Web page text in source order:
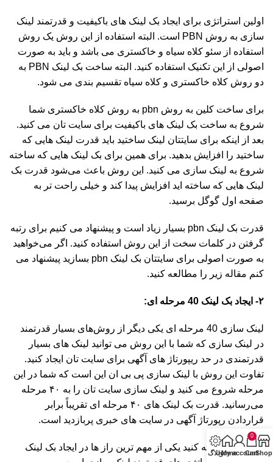
اولین استراتژی برای ایجاد بک لینک های باکیفیت و قدرتمند لینک
سازی به روش PBN است. البته استفاده از این روش یک روش
استفاده از سئو کلاه سیاه و خاکستری می باشد و باید به صورت
اصولی از این تکنیک استفاده کنید. البته ساخت بک لینک PBN به
دو روش کلاه خاکستری و کلاه سیاه تقسیم بندی می شود.
برای ساخت کلین به روش pbn به روش کلاه خاکستری شما
شروع به ساخت بک لینک های باکیفیت برای سایت تان می کنید.
بعد از اینکه برای سایتتان لینک ساختید باید قدرت لینک هایی که
ساختید را افزایش بدهید. برای همین برای بک لینک هایی که ساخته
شروع به لینک سازی می کنید. این روش باعث می‌شود قدرت بک
لینک هایی که ساخته اید افزایش پیدا کند و خیلی راحت تر به
صفحه اول گوگل برسید.
قدرت بک لینک pbn بسیار زیاد است و پیشنهاد می کنیم برای رتبه
گرفتن در کلمات سخت از این روش استفاده کنید. اگر می‌خواهید
به صورت اصولی برای سایتتان بک لینک pbn بسازید پیشنهاد می
کنم مقاله زیر را مطالعه کنید.
۲- ایجاد بک لینک 40 مرحله ای:
لینک سازی 40 مرحله ای یکی دیگر از روش‌های بسیار قدرتمند
در لینک سازی که شما با این روش می توانید لینک های بسیار
قدرتمندی در حد ریپورتاژ های آگهی برای سایت تان ایجاد کنید.
تفاوت این روش با لینک سازی پی بی ان این است که شما در این
مرحله شروع می کنید و لینک سازی سایت تان را به ۴۰ مرحله
می‌رسانید. قدرت بک لینک های ۴۰ مرحله ای تقریباً برابر
قراردادن رپورتاژ آگهی در سایت های خبری پربازدید است.
به این نکته توجه کنید یکی از مهم ترین راز ها در ایجاد بک لینک
Shop
0
Cart
My account
Homeوبلاگ